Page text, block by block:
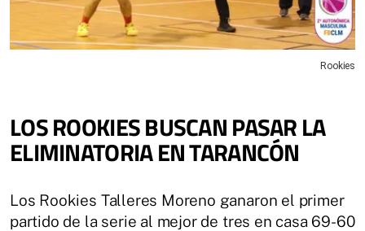
Rookies
LOS ROOKIES BUSCAN PASAR LA
ELIMINATORIA EN TARANCÓN
Los Rookies Talleres Moreno ganaron el primer
partido de la serie al mejor de tres en casa 69-60